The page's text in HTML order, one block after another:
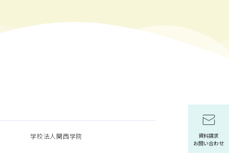
資料請求
お問い合わせ
学校法人関西学院